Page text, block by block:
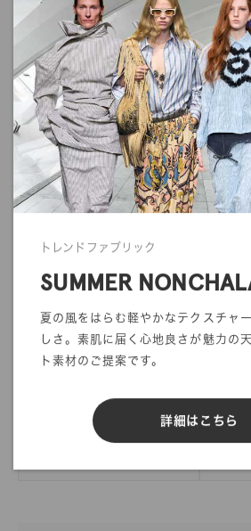
トレンドファブリック
SUMMER
夏の風をはらむ軽やかなテクスチャ
しさ。素肌に届く心地良さが魅力の
ト素材のご提案です。
詳細はこちら
商品写真につきましては、できる限り実
うに努めていますが、ご使用されているモ
実物と色の見え方が若干異なる場合がござ
また、生地の質感や光沢感に関しましても
することができません。
ご注文の前にサンプル帳でのご確認をお
・商品の発送について
発送に関する注意事項を利用ガイドに記
ご注文前に一度ご確認をお願いします。
在庫／品質情報照会
反物オーダー